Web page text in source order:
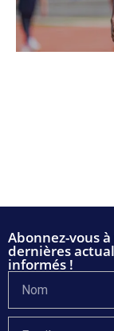
Abonnez-vous
dernières
informés !